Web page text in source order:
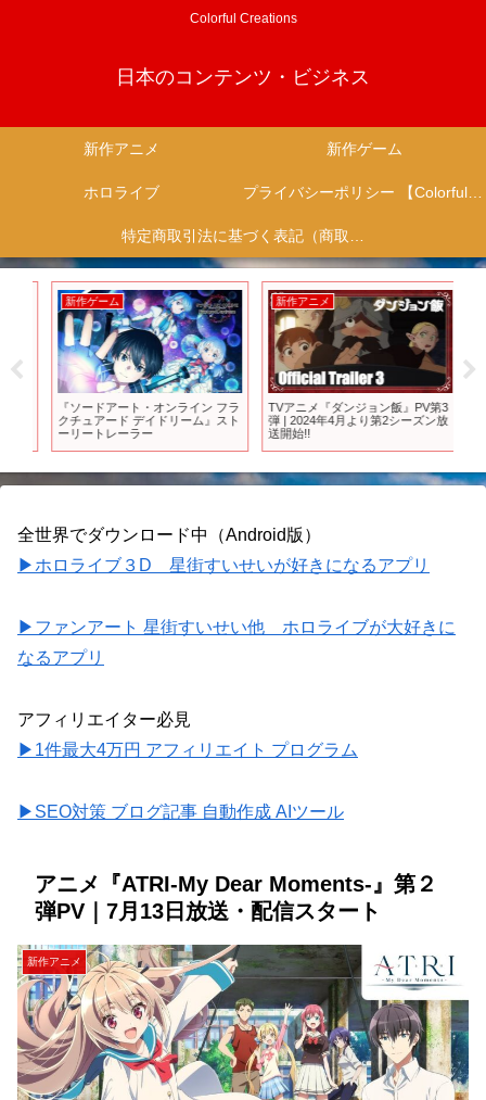
Colorful Creations
日本のコンテンツ・ビジネス
新作アニメ 新作ゲーム
ホロライブ プライバシーポリシー 【Colorful Creation】
特定商取引法に基づく表記（商取引に関する開示）
新作ゲーム
『ソードアート・オンライン フラ
クチュアード デイドリーム』スト
ーリートレーラー
新作アニメ
TVアニメ『ダンジョン飯』PV第3
弾 | 2024年4月より第2シーズン放
送開始!!
全世界でダウンロード中（Android版）
▶ホロライブ３D 星街すいせいが好きになるアプリ
▶ファンアート 星街すいせい他 ホロライブが大好きに
なるアプリ
アフィリエイター必見
▶1件最大4万円 アフィリエイト プログラム
▶SEO対策 ブログ記事 自動作成 AIツール
アニメ『ATRI-My Dear Moments-』第２
弾PV｜7月13日放送・配信スタート
新作アニメ